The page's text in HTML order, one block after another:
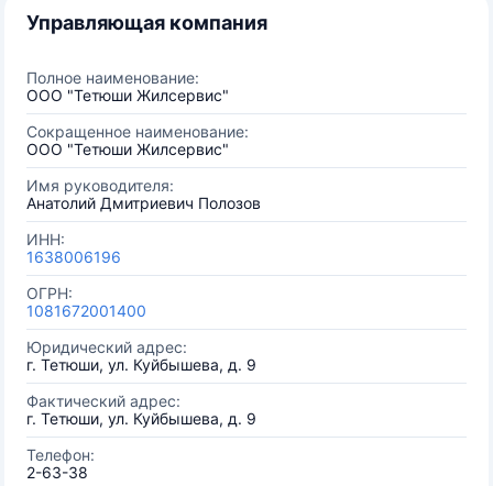
Управляющая компания
Полное наименование:
ООО "Тетюши Жилсервис"
Сокращенное наименование:
ООО "Тетюши Жилсервис"
Имя руководителя:
Анатолий Дмитриевич Полозов
ИНН:
1638006196
ОГРН:
1081672001400
Юридический адрес:
г. Тетюши, ул. Куйбышева, д. 9
Фактический адрес:
г. Тетюши, ул. Куйбышева, д. 9
Телефон:
2-63-38